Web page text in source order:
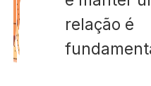
relação é